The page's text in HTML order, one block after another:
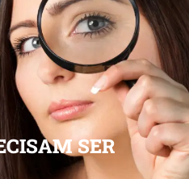
SER